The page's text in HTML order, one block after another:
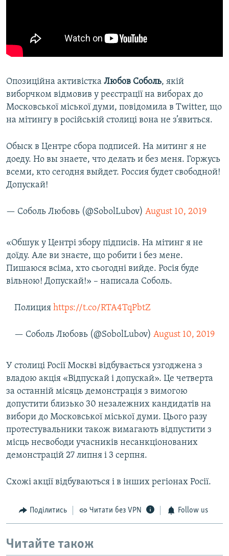
Опозиційна активістка Любов Соболь, якій
виборчком відмовив у реєстрації на виборах до
Московської міської думи, повідомила в Twitter, що
на мітингу в російській столиці вона не з’явиться.
Обыск в Центре сбора подписей. На митинг я не
доеду. Но вы знаете, что делать и без меня. Горжусь
всеми, кто сегодня выйдет. Россия будет свободной!
Допускай!
— Соболь Любовь (@SobolLubov) August 10, 2019
«Обшук у Центрі збору підписів. На мітинг я не
доїду. Але ви знаєте, що робити і без мене.
Пишаюся всіма, хто сьогодні вийде. Росія буде
вільною! Допускай!» – написала Соболь.
Полиция https://t.co/RTA4TqPbtZ
— Соболь Любовь (@SobolLubov) August 10, 2019
У столиці Росії Москві відбувається узгоджена з
владою акція «Відпускай і допускай». Це четверта
за останній місяць демонстрація з вимогою
допустити близько 30 незалежних кандидатів на
вибори до Московської міської думи. Цього разу
протестувальники також вимагають відпустити з
місць несвободи учасників несанкціонованих
демонстрацій 27 липня і 3 серпня.
Схожі акції відбуваються і в інших регіонах Росії.
Поділитись Читати без VPN Follow us
Читайте також